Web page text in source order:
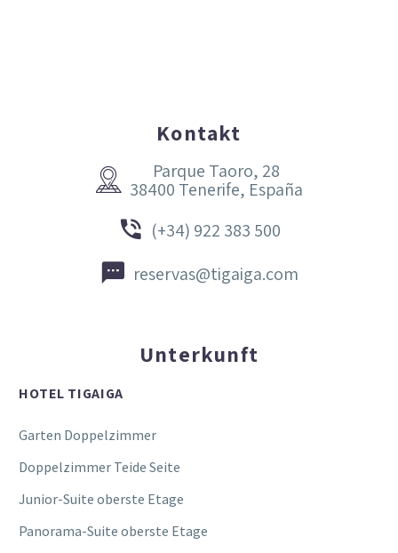
Kontakt


Parque Taoro, 28
38400 Tenerife, España

 (+34) 922 383 500

 reservas@tigaiga.com
Unterkunft
HOTEL TIGAIGA
Garten Doppelzimmer
Doppelzimmer Teide Seite
Junior-Suite oberste Etage
Panorama-Suite oberste Etage